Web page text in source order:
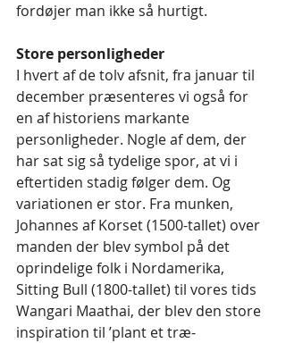
fordøjer man ikke så hurtigt.
Store personligheder
I hvert af de tolv afsnit, fra januar til
december præsenteres vi også for
en af historiens markante
personligheder. Nogle af dem, der
har sat sig så tydelige spor, at vi i
eftertiden stadig følger dem. Og
variationen er stor. Fra munken,
Johannes af Korset (1500-tallet) over
manden der blev symbol på det
oprindelige folk i Nordamerika,
Sitting Bull (1800-tallet) til vores tids
Wangari Maathai, der blev den store
inspiration til ’plant et træ-